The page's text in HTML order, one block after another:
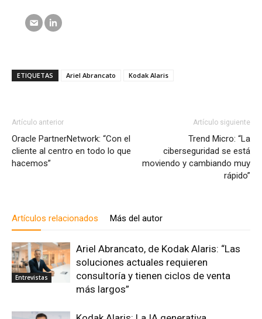
ETIQUETAS Ariel Abrancato Kodak Alaris
Artículo anterior
Oracle PartnerNetwork: “Con el
cliente al centro en todo lo que
hacemos”
Artículo siguiente
Trend Micro: “La
ciberseguridad se está
moviendo y cambiando muy
rápido”
Artículos relacionados Más del autor
Entrevistas
Ariel Abrancato, de Kodak Alaris: “Las
soluciones actuales requieren
consultoría y tienen ciclos de venta
más largos”